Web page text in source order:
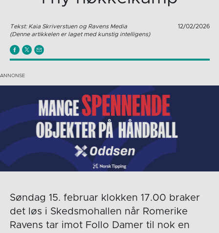
Tekst: Kaia Skriverstuen og Ravens Media
12/02/2026
(Denne artikkelen er laget med kunstig intelligens)
Søndag 15. februar klokken 17.00 braker
det løs i Skedsmohallen når Romerike
Ravens tar imot Follo Damer til nok en